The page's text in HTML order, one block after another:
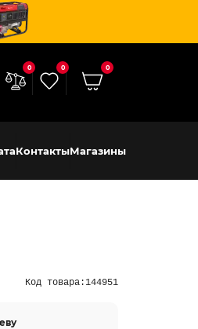
0 0 0
КонтактыМагазины
Код товара:144951